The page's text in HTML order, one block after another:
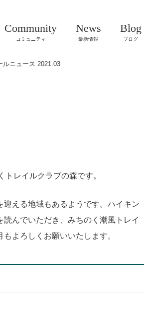
Community
コミュニティ
News
最新情報
Blog
ブログ
ルニュース 2021.03
レイルクラブの森です。
える地域もあるようです。ハイキン
んでいただき、みちのく潮風トレイ
よろしくお願いいたします。